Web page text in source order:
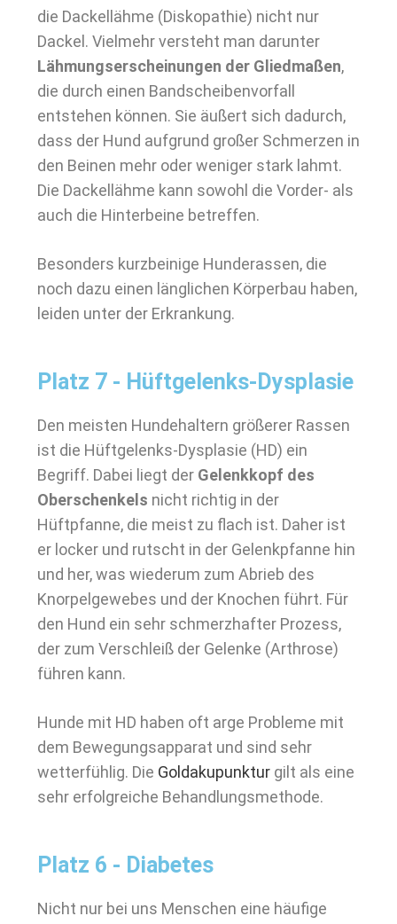
die Dackellähme (Diskopathie) nicht nur
Dackel. Vielmehr versteht man darunter
Lähmungserscheinungen der Gliedmaßen,
die durch einen Bandscheibenvorfall
entstehen können. Sie äußert sich dadurch,
dass der Hund aufgrund großer Schmerzen in
den Beinen mehr oder weniger stark lahmt.
Die Dackellähme kann sowohl die Vorder- als
auch die Hinterbeine betreffen.
Besonders kurzbeinige Hunderassen, die
noch dazu einen länglichen Körperbau haben,
leiden unter der Erkrankung.
Platz 7 - Hüftgelenks-Dysplasie
Den meisten Hundehaltern größerer Rassen
ist die Hüftgelenks-Dysplasie (HD) ein
Begriff. Dabei liegt der Gelenkkopf des
Oberschenkels nicht richtig in der
Hüftpfanne, die meist zu flach ist. Daher ist
er locker und rutscht in der Gelenkpfanne hin
und her, was wiederum zum Abrieb des
Knorpelgewebes und der Knochen führt. Für
den Hund ein sehr schmerzhafter Prozess,
der zum Verschleiß der Gelenke (Arthrose)
führen kann.
Hunde mit HD haben oft arge Probleme mit
dem Bewegungsapparat und sind sehr
wetterfühlig. Die Goldakupunktur gilt als eine
sehr erfolgreiche Behandlungsmethode.
Platz 6 - Diabetes
Nicht nur bei uns Menschen eine häufige